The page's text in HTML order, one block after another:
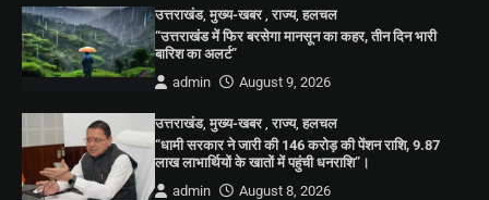
उत्तराखंड,मुख्य-खबर ,राज्य,हलचल
“उत्तराखंड में फिर बरसेगा मानसून का कहर, तीन दिन भारी
बारिश का अलर्ट”
admin
August 9, 2026
उत्तराखंड,मुख्य-खबर,राज्य,हलचल
“धामी सरकार ने जारी की 146 करोड़ की पेंशन राशि, 9.87
लाख लाभार्थियों के खातों में पहुंची धनराशि”।
admin
August 8, 2026